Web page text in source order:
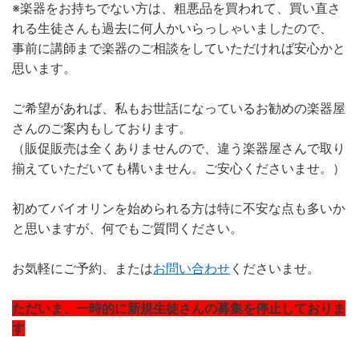
※楽器をお持ちでない方は、粗悪品を買われて、買い直さ
れる生徒さんも過去に何人かいらっしゃいましたので、
事前に講師まで楽器のご相談をしていただければ安心かと
思います。
ご希望があれば、私もお世話になっているお勧めの楽器屋
さんのご案内もしております。
（販促販売は全くありませんので、違う楽器屋さんで取り
揃えていただいても構いません。ご安心くださいませ。）
初めてバイオリンを始められる方は特に不安な点も多いか
と思いますが、何でもご質問ください。
お気軽にご予約、またはお問い合わせ くださいませ。
ただいま、一時的に新規生徒さんの募集を停止しておりま
す